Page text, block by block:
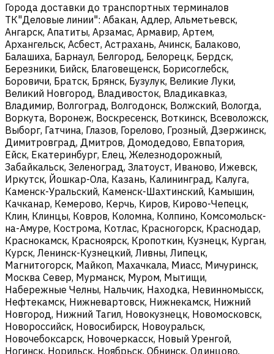
Города доставки до транспортных терминалов
ТК"Деловые линии": Абакан, Адлер, Альметьевск,
Ангарск, Апатиты, Арзамас, Армавир, Артем,
Архангельск, Асбест, Астрахань, Ачинск, Балаково,
Балашиха, Барнаул, Белгород, Белорецк, Бердск,
Березники, Бийск, Благовещенск, Борисоглебск,
Боровичи, Братск, Брянск, Бузулук, Великие Луки,
Великий Новгород, Владивосток, Владикавказ,
Владимир, Волгоград, Волгодонск, Волжский, Вологда,
Воркута, Воронеж, Воскресенск, Воткинск, Всеволожск,
Выборг, Гатчина, Глазов, Горелово, Грозный, Дзержинск,
Димитровград, Дмитров, Домодедово, Евпатория,
Ейск, Екатеринбург, Елец, Железнодорожный,
Забайкальск, Зеленоград, Златоуст, Иваново, Ижевск,
Иркутск, Йошкар-Ола, Казань, Калининград, Калуга,
Каменск-Уральский, Каменск-Шахтинский, Камышин,
Качканар, Кемерово, Керчь, Киров, Кирово-Чепецк,
Клин, Клинцы, Ковров, Коломна, Колпино, Комсомольск-
на-Амуре, Кострома, Котлас, Красногорск, Краснодар,
Краснокамск, Красноярск, Кропоткин, Кузнецк, Курган,
Курск, Ленинск-Кузнецкий, Ливны, Липецк,
Магнитогорск, Майкоп, Махачкала, Миасс, Мичуринск,
Москва Север, Мурманск, Муром, Мытищи,
Набережные Челны, Нальчик, Находка, Невинномысск,
Нефтекамск, Нижневартовск, Нижнекамск, Нижний
Новгород, Нижний Тагил, Новокузнецк, Новомосковск,
Новороссийск, Новосибирск, Новоуральск,
Новочебоксарск, Новочеркасск, Новый Уренгой,
Ногинск, Норильск, Ноябрьск, Обнинск, Одинцово,